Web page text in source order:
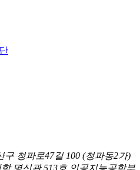
구 청파로47길 100 (청파동2가)